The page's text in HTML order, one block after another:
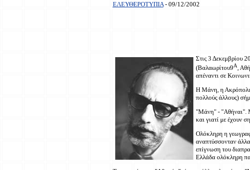
ΕΛΕΥΘΕΡΟΤΥΠΙΑ- 09/12/2002
Στις 3 Δεκεμβρίου
(Βαλαωρίτου9Α,
απέναντι σε
Η Μάνη, η
πολλούς άλλους)
"Μάνη" - "Αθήναι".
και γιατί με έχουν
Ολόκληρη η
αναπτύσσονταν
επίγνωση του
Ελλάδα ολόκληρη